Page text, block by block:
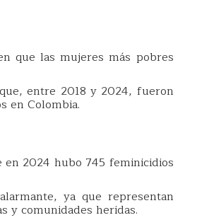
que las mujeres más pobres
entre 2018 y 2024, fueron
en Colombia.
2024 hubo 745 feminicidios
ya que representan
y comunidades heridas.